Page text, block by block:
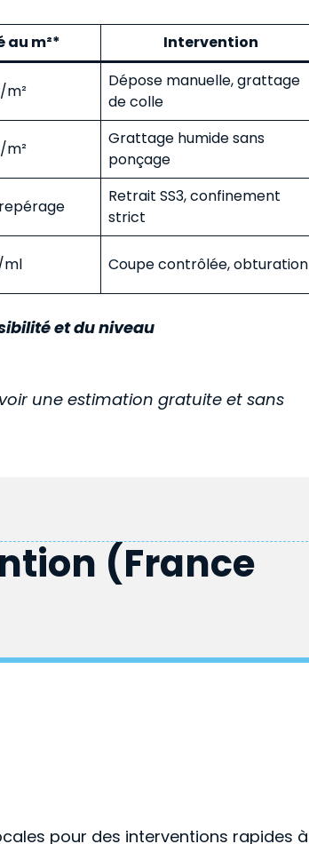
au m²* Intervention
Dépose manuelle, grattage
de colle
Grattage humide sans
ponçage
Retrait SS3, confinement
strict
ml Coupe contrôlée, obturation
et du niveau
une estimation gratuite et sans
(France
pour des interventions rapides à